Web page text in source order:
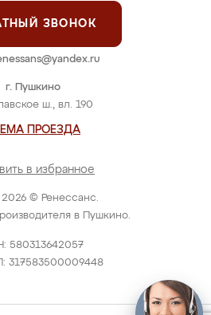
© Ренессанс.
в Пушкино.
580313642057
317583500009448
г. Пушкино
ш., вл. 190
ПРОЕЗДА
в избранное
ЗВОНОК